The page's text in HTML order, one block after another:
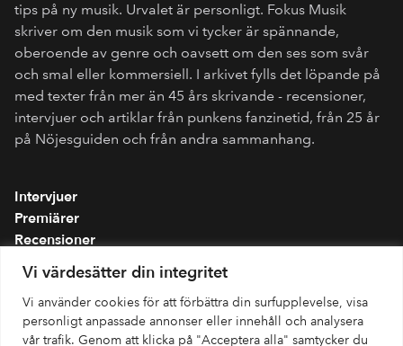
Vi värdesätter din integritet
Vi använder cookies för att förbättra din surfupplevelse, visa
personligt anpassade annonser eller innehåll och analysera
vår trafik. Genom att klicka på "Acceptera alla" samtycker du
tips på ny musik. Urvalet är personligt. Fokus Musik
skriver om den musik som vi tycker är spännande,
oberoende av genre och oavsett om den ses som svår
och smal eller kommersiell. I arkivet fylls det löpande på
med texter från mer än 45 års skrivande - recensioner,
intervjuer och artiklar från punkens fanzinetid, från 25 år
på Nöjesguiden och från andra sammanhang.
Intervjuer
Premiärer
Recensioner
Spellistor
Om folkmusik.se
Integritetspolicy